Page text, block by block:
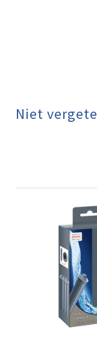
Niet